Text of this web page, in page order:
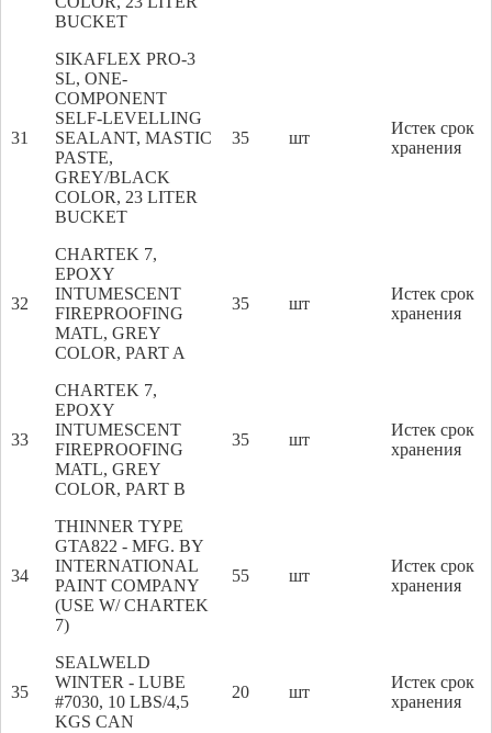
BUCKET
31
SIKAFLEX PRO-3
SL, ONE-
COMPONENT
SELF-LEVELLING
SEALANT, MASTIC
PASTE,
GREY/BLACK
COLOR, 23 LITER
BUCKET
35 шт
Истек срок
хранения
32
CHARTEK 7,
EPOXY
INTUMESCENT
FIREPROOFING
MATL, GREY
COLOR, PART A
35 шт
Истек срок
хранения
33
CHARTEK 7,
EPOXY
INTUMESCENT
FIREPROOFING
MATL, GREY
COLOR, PART B
35 шт
Истек срок
хранения
34
THINNER TYPE
GTA822 - MFG. BY
INTERNATIONAL
PAINT COMPANY
(USE W/ CHARTEK
7)
55 шт
Истек срок
хранения
35
SEALWELD
WINTER - LUBE
#7030, 10 LBS/4,5
KGS CAN
20 шт
Истек срок
хранения